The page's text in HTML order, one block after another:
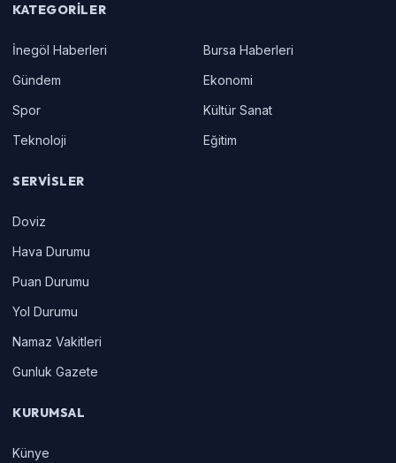
KATEGORILER
İnegöl Haberleri
Bursa Haberleri
Gündem
Ekonomi
Spor
Kültür Sanat
Teknoloji
Eğitim
SERVISLER
Doviz
Hava Durumu
Puan Durumu
Yol Durumu
Namaz Vakitleri
Gunluk Gazete
KURUMSAL
Künye